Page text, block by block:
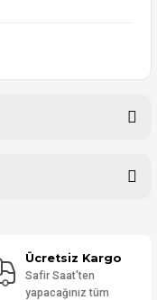
Ücretsiz Kargo
Safir Saat'ten
yapacağınız tüm